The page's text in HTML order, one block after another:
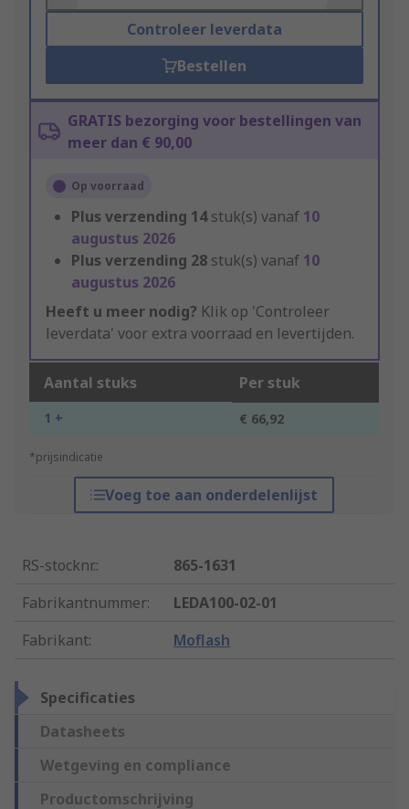
Controleer leverdata
Bestellen
GRATIS bezorging voor bestellingen van
meer dan € 90,00
Op voorraad
Plus verzending 14stuk(s) vanaf 10
augustus 2026
Plus verzending 28 stuk(s) vanaf 10
augustus 2026
Heeft u meer nodig? Klik op 'Controleer
leverdata' voor extra voorraad en levertijden.
Aantal stuks Per stuk
1 + € 66,92
*prijsindicatie
Voeg toe aan onderdelenlijst
RS-stocknr.:
865-1631
Fabrikantnummer:
LEDA100-02-01
Fabrikant: Moflash
Specificaties
Datasheets
Wetgeving en compliance
Productomschrijving